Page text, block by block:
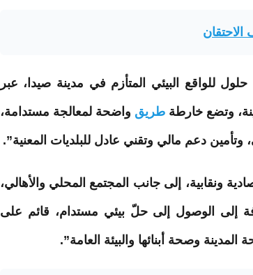
للواقع البيئي المتأزم في مدينة صيدا، عبر
وتضع خارطةطريق واضحة لمعالجة مستدامة،
وتأمين دعم مالي وتقني عادل للبلديات المعنية”.
ونقابية، إلى جانب المجتمع المحلي والأهالي،
إلى الوصول إلى حلّ بيئي مستدام، قائم على
وصحة أبنائها والبيئة العامة”.